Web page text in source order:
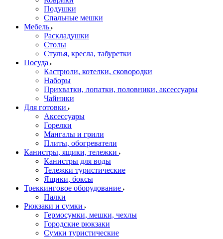
Подушки
Спальные мешки
Мебель
Раскладушки
Столы
Стулья, кресла, табуретки
Посуда
Кастрюли, котелки, сковородки
Наборы
Прихватки, лопатки, половники, аксессуары
Чайники
Для готовки
Аксессуары
Горелки
Мангалы и грили
Плиты, обогреватели
Канистры, ящики, тележки
Канистры для воды
Тележки туристические
Ящики, боксы
Треккинговое оборудование
Палки
Рюкзаки и сумки
Гермосумки, мешки, чехлы
Городские рюкзаки
Сумки туристические